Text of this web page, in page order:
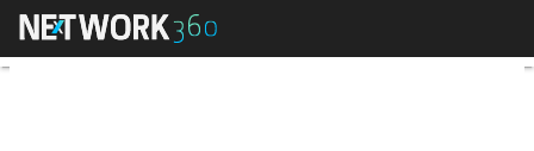
Telecamera con sensori per